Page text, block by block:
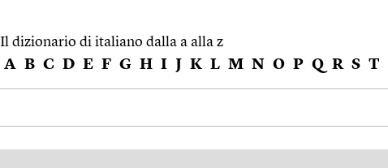
Il dizionario di italiano dalla a alla z
A B C D E F G H I J K L M N O P Q R S T